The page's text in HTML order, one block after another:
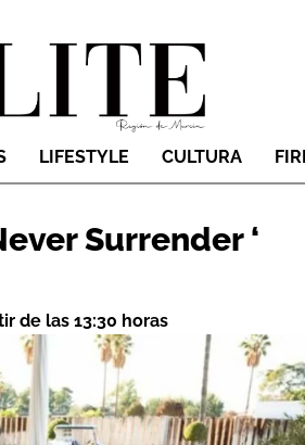
LIFESTYLE CULTURA
Surrender ‘
de las 13:30 horas